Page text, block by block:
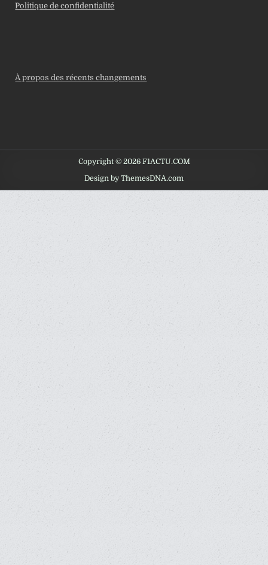
Politique de confidentialité
À propos des récents changements
Copyright © 2026 F1ACTU.COM
Design by ThemesDNA.com